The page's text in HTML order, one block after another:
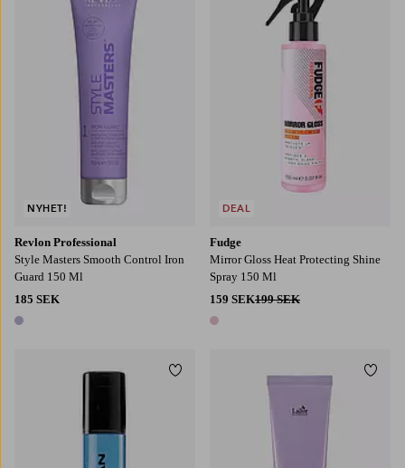
Revlon Professional
Style Masters Smooth Control Iron
Guard 150 Ml
185 SEK
1 färg
NYHET!
Fudge
Mirror Gloss Heat Protecting Shine
Spray 150 Ml
159 SEK199 SEK
1 färg
DEAL
Lägg till i favoriter